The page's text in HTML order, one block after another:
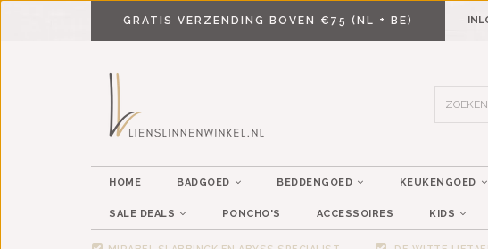
GRATIS VERZENDING BOVEN €75 (NL + BE)
HOME BADGOED BEDDENGOED KEUKENGOED
SALE DEALS PONCHO'S ACCESSOIRES KIDS